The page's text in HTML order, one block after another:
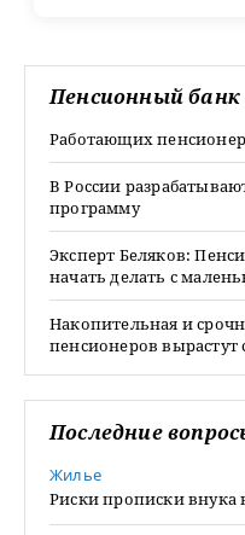
Пенсионный банк
Работающих
В России
программу
Эксперт Беляков:
начать делать с
Накопительная и
пенсионеров вырастут
Последние
Жилье
Риски прописки внука